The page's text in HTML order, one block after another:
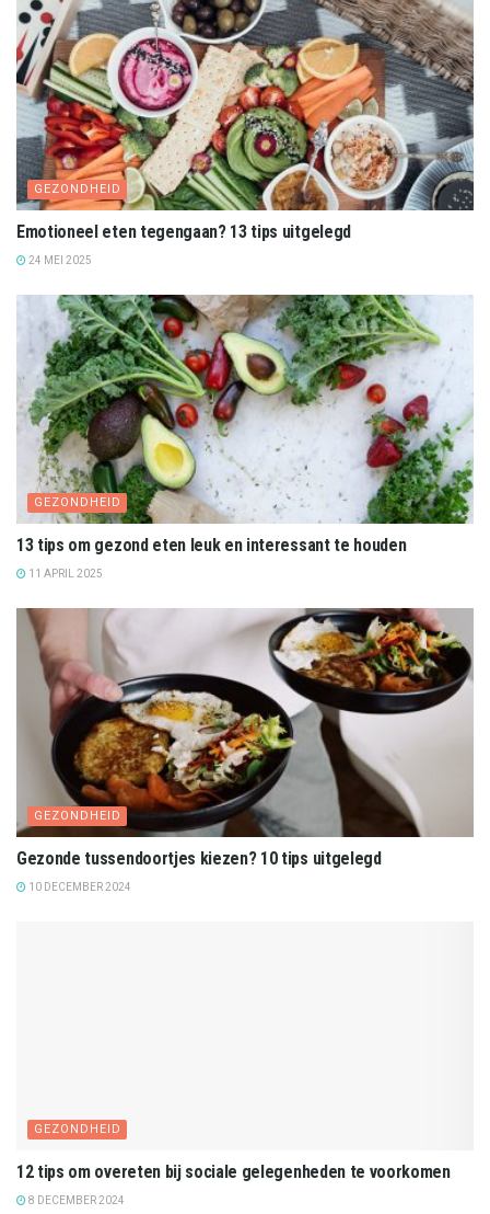
GEZONDHEID
Emotioneel eten tegengaan? 13 tips uitgelegd
24 MEI 2025
GEZONDHEID
13 tips om gezond eten leuk en interessant te houden
11 APRIL 2025
GEZONDHEID
Gezonde tussendoortjes kiezen? 10 tips uitgelegd
10 DECEMBER 2024
GEZONDHEID
12 tips om overeten bij sociale gelegenheden te voorkomen
8 DECEMBER 2024